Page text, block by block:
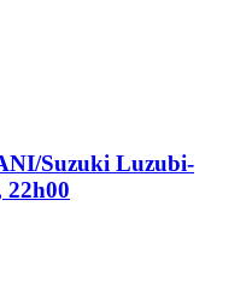
Suzuki Luzubi-
22h00